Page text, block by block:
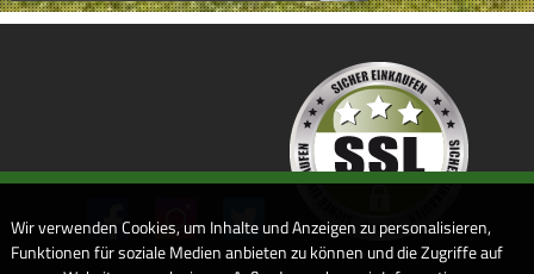
Wir verwenden Cookies, um Inhalte und Anzeigen zu personalisieren,
Funktionen für soziale Medien anbieten zu können und die Zugriffe auf